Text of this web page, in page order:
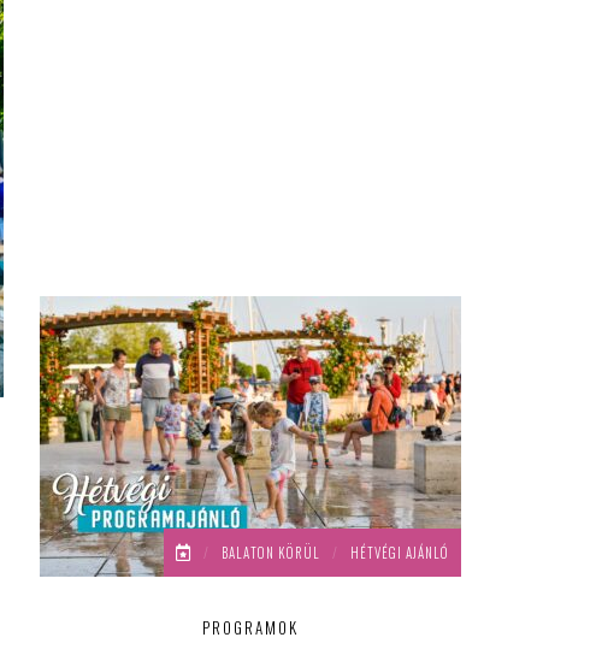
/ BALATON KÖRÜL / HÉTVÉGI AJÁNLÓ
PROGRAMOK